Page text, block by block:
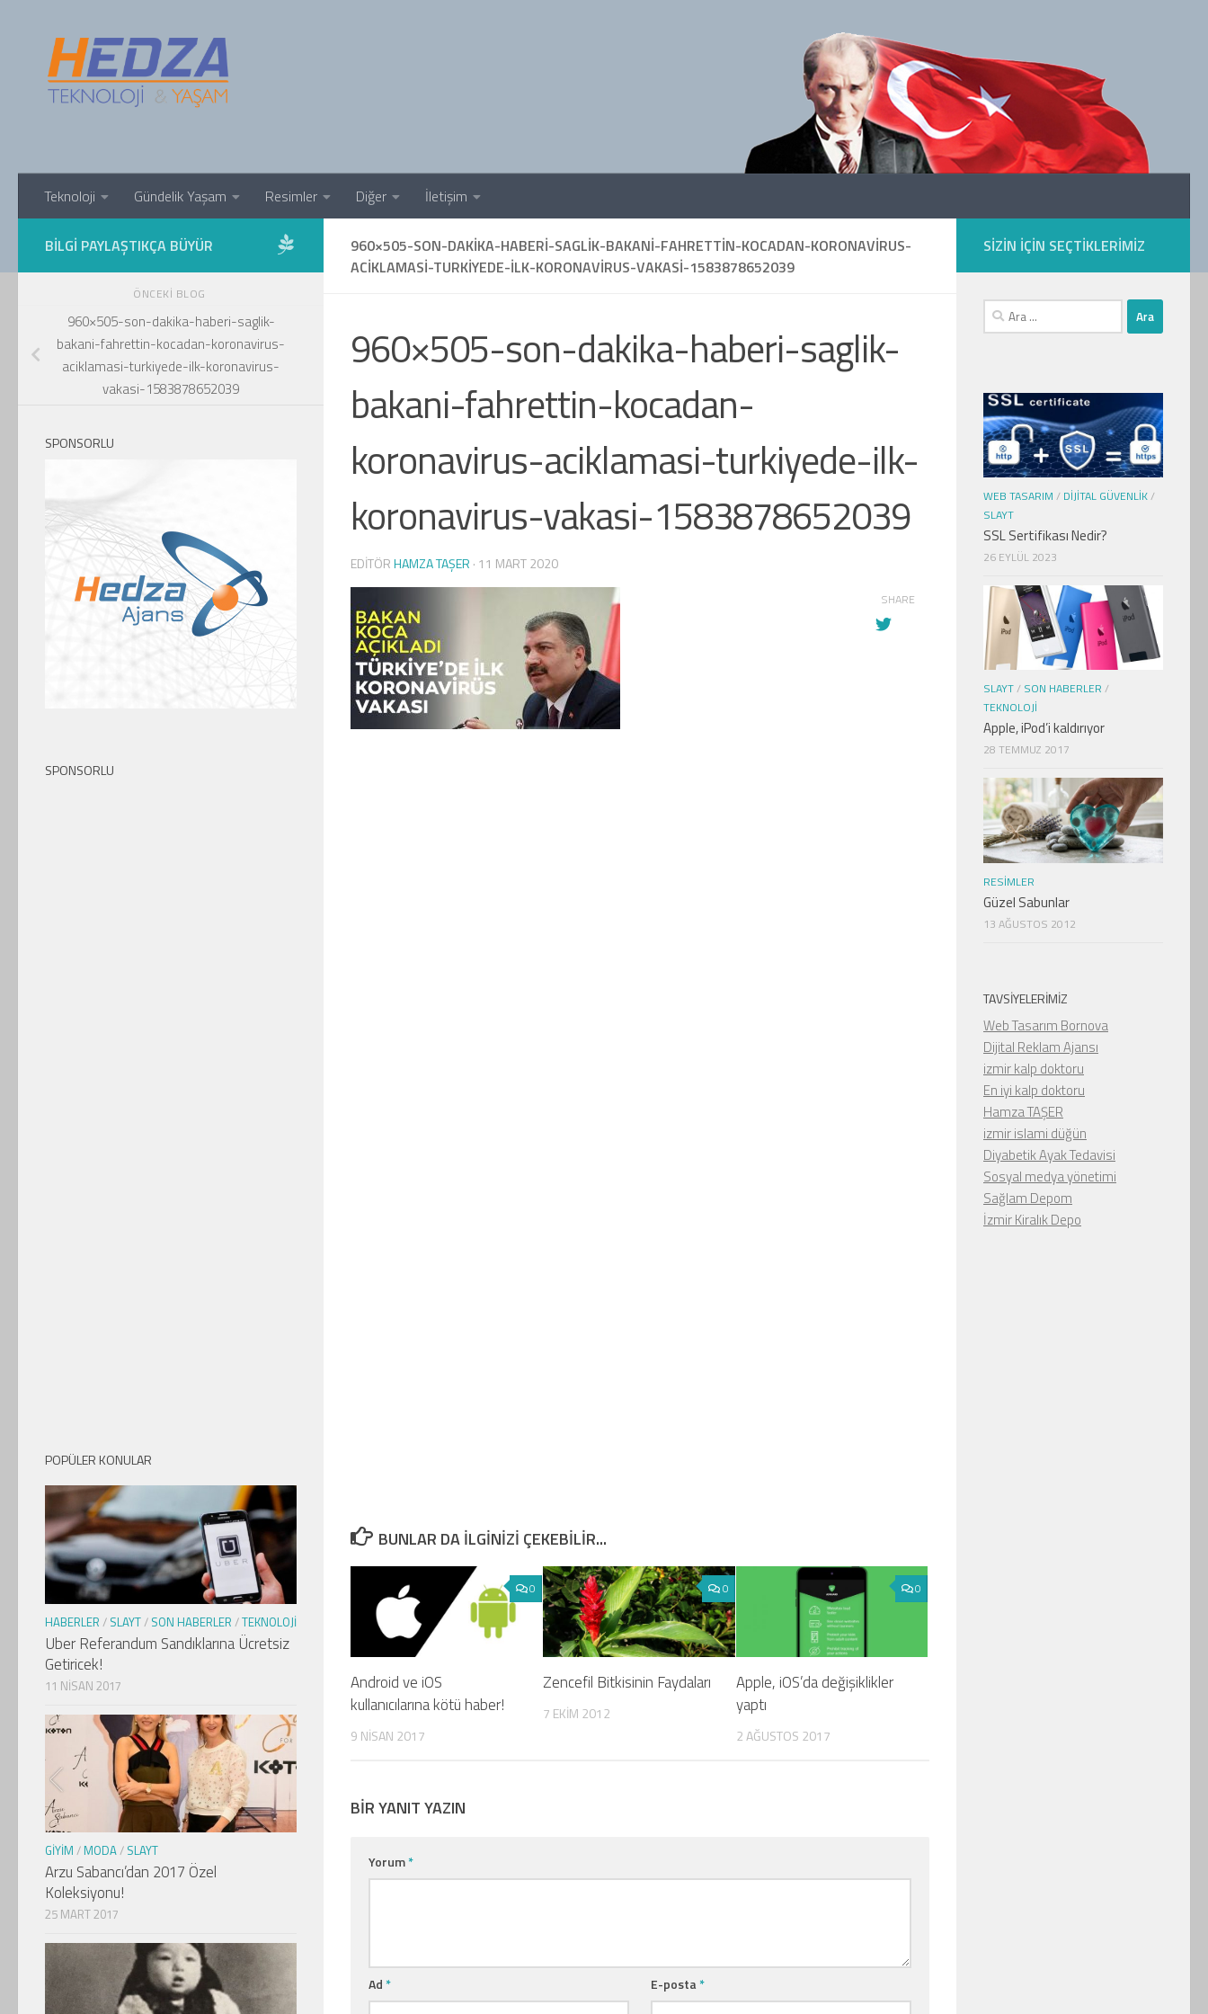
Teknoloji Gündelik Yaşam Resimler Diğer İletişim
960×505-SON-DAKIKA-HABERI-SAGLIK-BAKANI-FAHRETTIN-KOCADAN-KORONAVIRUS-
ACIKLAMASI-TURKIYEDE-ILK-KORONAVIRUS-VAKASI-1583878652039
960×505-son-dakika-haberi-saglik-
bakani-fahrettin-kocadan-
koronavirus-aciklamasi-turkiyede-ilk-
koronavirus-vakasi-1583878652039
EDITÖRHAMZA TAŞER · 11 MART 2020
SHARE
BUNLAR DA ILGINIZI ÇEKEBILIR...
0
Android ve iOS
kullanıcılarına kötü haber!
9 NISAN 2017
0
Zencefil Bitkisinin Faydaları
7 EKIM 2012
0
Apple, iOS’da değişiklikler
yaptı
2 AĞUSTOS 2017
BIR YANIT YAZIN
Yorum*
Ad* E-posta*
BILGI PAYLAŞTIKÇA BÜYÜR
ÖNCEKI BLOG
960×505-son-dakika-haberi-saglik-
bakani-fahrettin-kocadan-koronavirus-
aciklamasi-turkiyede-ilk-koronavirus-
vakasi-1583878652039
SPONSORLU
SPONSORLU
POPÜLER KONULAR
HABERLER / SLAYT/ SON HABERLER /TEKNOLOJI
Uber Referandum Sandıklarına Ücretsiz
Getiricek!
11 NISAN 2017
GIYIM / MODA/ SLAYT
Arzu Sabancı’dan 2017 Özel
Koleksiyonu!
25 MART 2017
SIZIN IÇIN SEÇTIKLERIMIZ
Arama:
WEB TASARIM / DIJITAL GÜVENLIK/
SLAYT
SSL Sertifikası Nedir?
26 EYLÜL 2023
SLAYT/ SON HABERLER /
TEKNOLOJI
Apple, iPod’i kaldırıyor
28 TEMMUZ 2017
RESIMLER
Güzel Sabunlar
13 AĞUSTOS 2012
TAVSIYELERIMIZ
Web Tasarım Bornova
Dijital Reklam Ajansı
izmir kalp doktoru
En iyi kalp doktoru
Hamza TAŞER
izmir islami düğün
Diyabetik Ayak Tedavisi
Sosyal medya yönetimi
Sağlam Depom
İzmir Kiralık Depo